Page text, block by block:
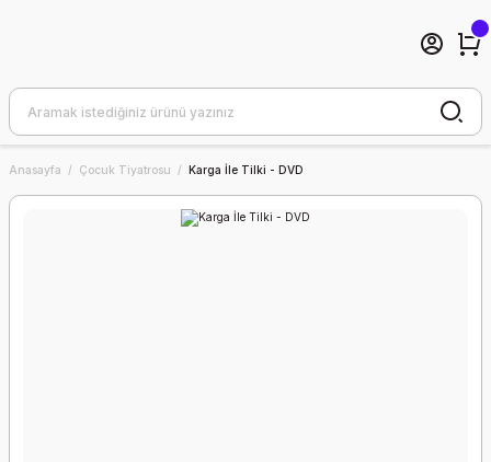
Anasayfa Çocuk Tiyatrosu Karga İle Tilki - DVD